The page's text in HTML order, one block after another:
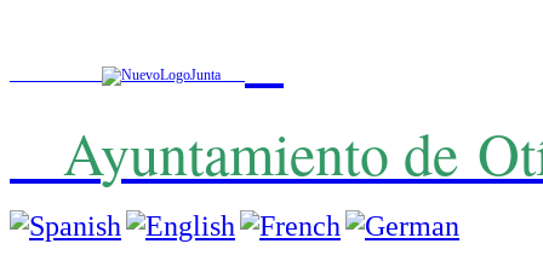
Ayuntamiento de